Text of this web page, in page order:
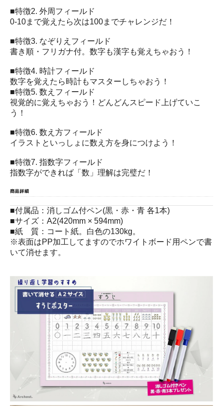
■特徴2. 外周フィールド
0-10まで覚えたら次は100までチャレンジだ！
■特徴3. なぞりえフィールド
書き順・フリガナ付。数字も漢字も覚えちゃおう！
■特徴4. 時計フィールド
数字を覚えたら時計もマスターしちゃおう！
■特徴5. 数えフィールド
視覚的に覚えちゃおう！どんどんスピード上げていこ
う！
■特徴6. 数え方フィールド
イラストといっしょに数え方を身につけよう！
■特徴7. 指数字フィールド
指数字ができれば「数」理解は完璧だ！
■付属品：消しゴム付ペン(黒・赤・青 各1本)
■サイズ：A2(420mm × 594mm)
■紙 質：コート紙。白色の130kg。
※表面はPP加工してますのでホワイトボード用ペンで書
いて消せます。